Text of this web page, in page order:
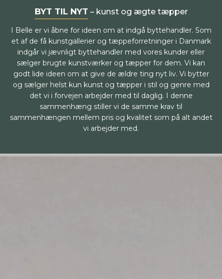
BYT TIL NYT – kunst og ægte tæpper
I Belle er vi åbne for ideen om at indgå byttehandler. Som
et af de få kunstgallerier og tæppeforretninger i Danmark
indgår vi jævnligt byttehandler med vores kunder eller
sælger brugte kunstværker og tæpper for dem. Vi kan
godt lide ideen om at give de ældre ting nyt liv. Vi bytter
og sælger helst kun kunst og tæpper i stil og genre med
det vi i forvejen arbejder med til daglig. I denne
sammenhæng stiller vi de samme krav til
sammenhængen mellem pris og kvalitet som på alt andet
vi arbejder med.